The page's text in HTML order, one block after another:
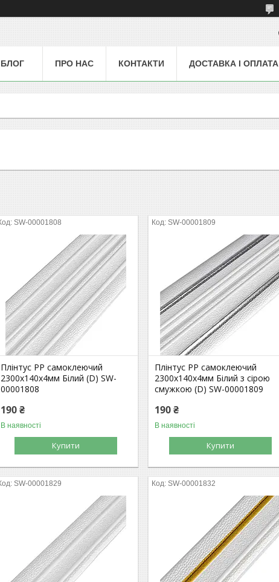
БЛОГ ПРО НАС КОНТАКТИ ДОСТАВКА І ОПЛАТА
SW-00001808
Плінтус РР самоклеючий
2300х140х4мм Білий (D) SW-
00001808
190 ₴
В наявності
Купити
SW-00001809
Плінтус РР самоклеючий
2300х140х4мм Білий з сірою
смужкою (D) SW-00001809
190 ₴
В наявності
Купити
SW-00001829 SW-00001832